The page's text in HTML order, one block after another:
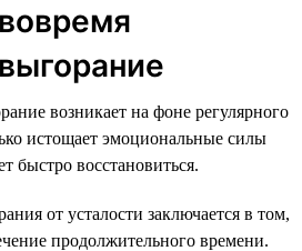
возникает на фоне регулярного
истощает эмоциональные силы
быстро восстановиться.
от усталости заключается в том,
продолжительного времени.